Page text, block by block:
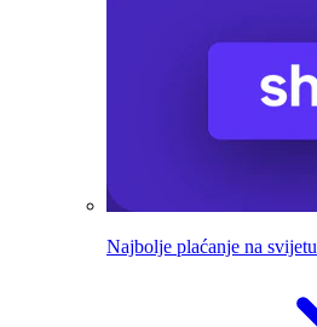
Najbolje plaćanje na svijetu